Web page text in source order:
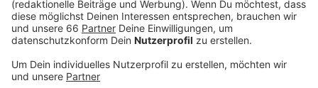
Anzeige
Gründe, warum Menschen kein Unternehmen